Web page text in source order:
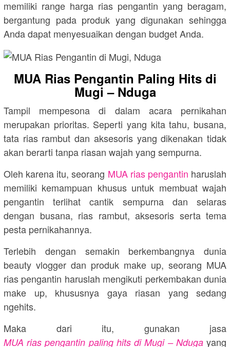
memiliki range harga rias pengantin yang beragam,
bergantung pada produk yang digunakan sehingga
Anda dapat menyesuaikan dengan budget Anda.
MUA Rias Pengantin Paling Hits di
Mugi – Nduga
Tampil mempesona di dalam acara pernikahan
merupakan prioritas. Seperti yang kita tahu, busana,
tata rias rambut dan aksesoris yang dikenakan tidak
akan berarti tanpa riasan wajah yang sempurna.
Oleh karena itu, seorang MUA rias pengantin haruslah
memiliki kemampuan khusus untuk membuat wajah
pengantin terlihat cantik sempurna dan selaras
dengan busana, rias rambut, aksesoris serta tema
pesta pernikahannya.
Terlebih dengan semakin berkembangnya dunia
beauty vlogger dan produk make up, seorang MUA
rias pengantin haruslah mengikuti perkembakan dunia
make up, khususnya gaya riasan yang sedang
ngehits.
Maka dari itu, gunakan jasa
MUA rias pengantin paling hits di Mugi – Ndugayang